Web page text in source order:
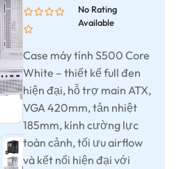
No Rating
Available
Case máy tính S500 Core
White – thiết kế full đen
hiện đại, hỗ trợ main ATX,
VGA 420mm, tản nhiệt
185mm, kính cường lực
toàn cảnh, tối ưu airflow
và kết nối hiện đại với